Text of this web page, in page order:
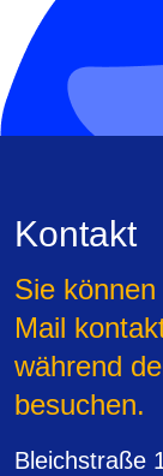
Kontakt
Sie
Mail
während
besuchen.
Bleichstraße